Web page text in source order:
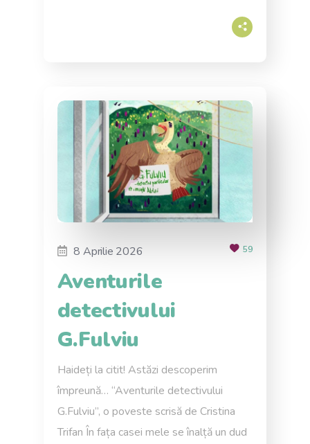
8 Aprilie 2026 59
Aventurile
detectivului
G.Fulviu
Haideți la citit! Astăzi descoperim
împreună… “Aventurile detectivului
G.Fulviu”, o poveste scrisă de Cristina
Trifan În fața casei mele se înalță un dud